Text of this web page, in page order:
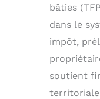
bâties
dans le
impôt,
soutient